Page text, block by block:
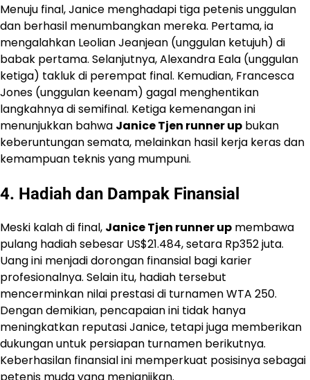
Menuju final, Janice menghadapi tiga petenis unggulan
dan berhasil menumbangkan mereka. Pertama, ia
mengalahkan Leolian Jeanjean (unggulan ketujuh) di
babak pertama. Selanjutnya, Alexandra Eala (unggulan
ketiga) takluk di perempat final. Kemudian, Francesca
Jones (unggulan keenam) gagal menghentikan
langkahnya di semifinal. Ketiga kemenangan ini
menunjukkan bahwa Janice Tjen runner up bukan
keberuntungan semata, melainkan hasil kerja keras dan
kemampuan teknis yang mumpuni.
4. Hadiah dan Dampak Finansial
Meski kalah di final, Janice Tjen runner up membawa
pulang hadiah sebesar US$21.484, setara Rp352 juta.
Uang ini menjadi dorongan finansial bagi karier
profesionalnya. Selain itu, hadiah tersebut
mencerminkan nilai prestasi di turnamen WTA 250.
Dengan demikian, pencapaian ini tidak hanya
meningkatkan reputasi Janice, tetapi juga memberikan
dukungan untuk persiapan turnamen berikutnya.
Keberhasilan finansial ini memperkuat posisinya sebagai